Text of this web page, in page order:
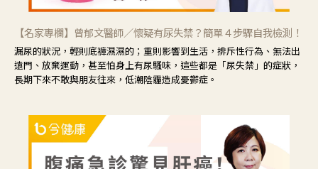
【名家專欄】曾郁文醫師／懷疑有尿失禁？簡單４步驟自我檢測！
漏尿的狀況，輕則底褲濕濕的；重則影響到生活，排斥性行為、無法出
遠門、放棄運動，甚至怕身上有尿騷味，這些都是「尿失禁」的症狀，
長期下來不敢與朋友往來，低潮陰霾造成憂鬱症。